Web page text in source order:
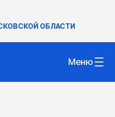
ОБЛАСТИ
Меню